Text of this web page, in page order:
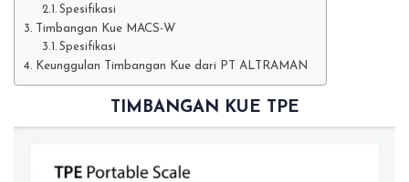
Spesifikasi
Timbangan Kue MACS-W
Spesifikasi
Keunggulan Timbangan Kue dari PT ALTRAMAN
TIMBANGAN KUE TPE